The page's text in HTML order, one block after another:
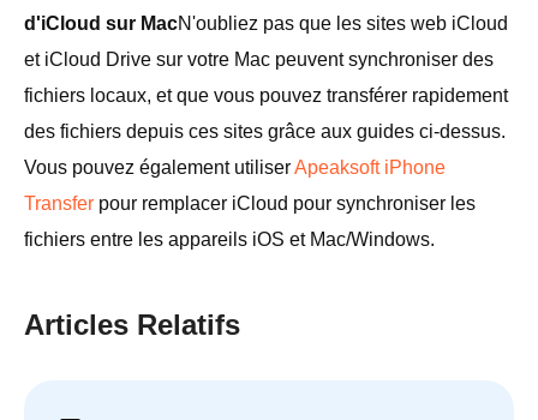
d'iCloud sur MacN'oubliez pas que les sites web iCloud
et iCloud Drive sur votre Mac peuvent synchroniser des
fichiers locaux, et que vous pouvez transférer rapidement
des fichiers depuis ces sites grâce aux guides ci-dessus.
Vous pouvez également utiliserApeaksoft iPhone
Transfer pour remplacer iCloud pour synchroniser les
fichiers entre les appareils iOS et Mac/Windows.
Articles Relatifs